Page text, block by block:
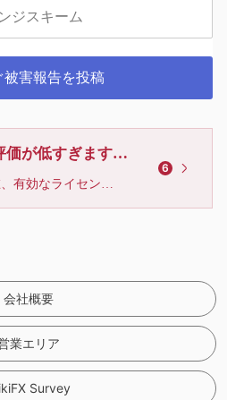
ジスキーム
被害報告を投稿
注意：WikiFXでの評価が低すぎます、利用しないでください
このブローカーには現在、有効なライセンスが確認されていません。リスクにご注意下さい！
6
会社概要
業エリア
Survey